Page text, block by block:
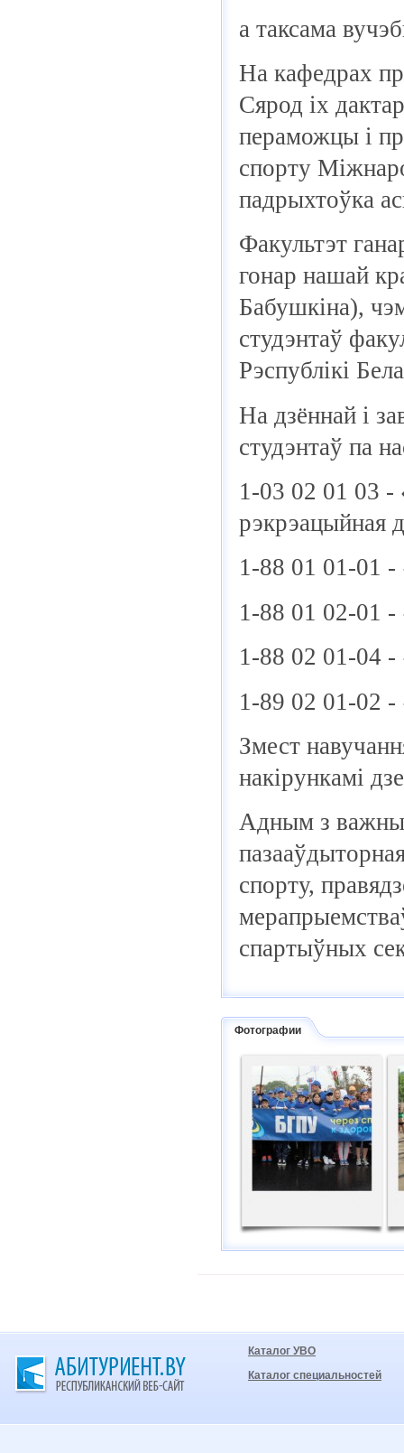
а таксама
На кафедрах
Сярод іх
пераможцы і
спорту
падрыхтоўка
Факультэт
гонар нашай
Бабушкіна),
студэнтаў
Рэспублікі
На дзённай і
студэнтаў па
1-03 02 01 03 -
рэкрэацыйная
1-88 01 01-01 -
1-88 01 02-01 -
1-88 02 01-04 -
1-89 02 01-02 -
Змест
накірункамі
Адным з
спорту,
спартыўных
Фотографии
Каталог УВО
Каталог специальностей